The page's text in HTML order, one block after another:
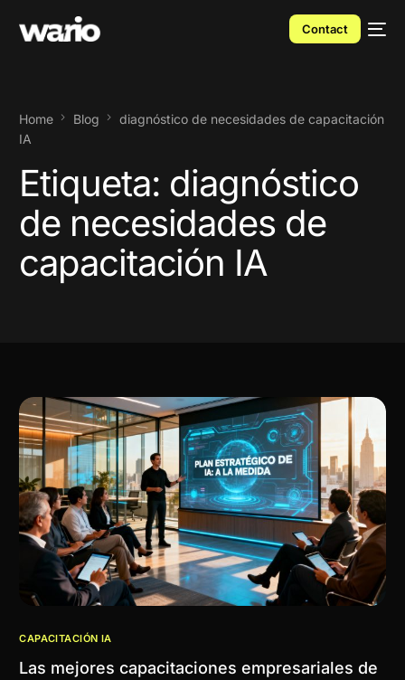
Contact
Home Blog
diagnóstico de necesidades de capacitación
IA
Etiqueta: diagnóstico
de necesidades de
capacitación IA
CAPACITACIÓN IA
Las mejores capacitaciones empresariales de